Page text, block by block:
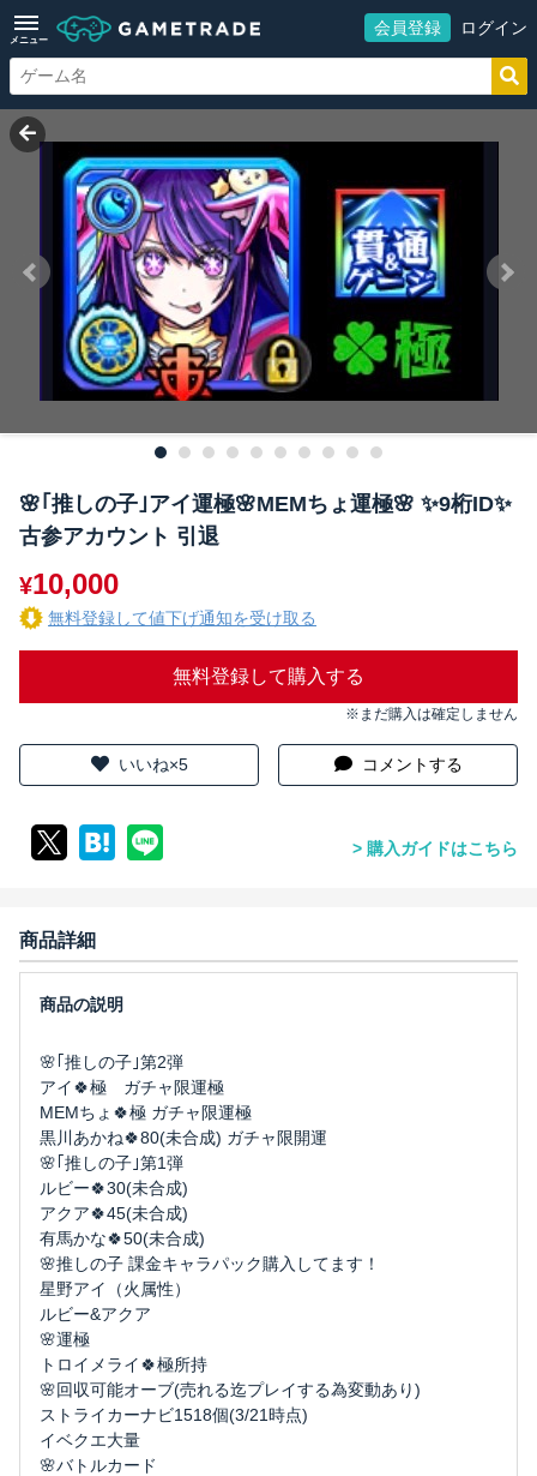
メニュー
会員登録 ログイン
🌸｢推しの子｣アイ運極🌸MEMちょ運極🌸 ✨9桁ID✨
古参アカウント 引退
¥10,000
無料登録して値下げ通知を受け取る
無料登録して購入する
※まだ購入は確定しません
いいね×5 コメントする
購入ガイドはこちら
商品詳細
🌸｢推しの子｣第2弾
アイ🍀極 ガチャ限運極
MEMちょ🍀極 ガチャ限運極
黒川あかね🍀80(未合成) ガチャ限開運
🌸｢推しの子｣第1弾
ルビー🍀30(未合成)
アクア🍀45(未合成)
有馬かな🍀50(未合成)
🌸推しの子 課金キャラパック購入してます！
星野アイ（火属性）
ルビー&アクア
🌸運極
トロイメライ🍀極所持
🌸回収可能オーブ(売れる迄プレイする為変動あり)
ストライカーナビ1518個(3/21時点)
イベクエ大量
🌸バトルカード